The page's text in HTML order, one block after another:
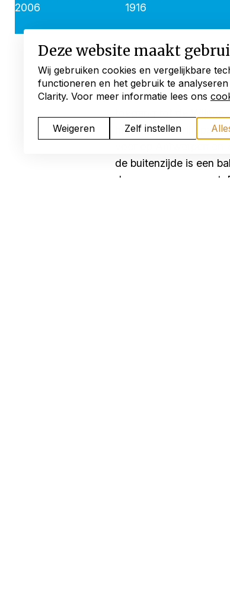
Deze website maakt
Wij gebruiken cookies en vergelijkbare
functioneren en het gebruik te
Clarity. Voor meer informatie lees ons
Weigeren Zelf instellen
2006 1916
Dit pand werd in 1916
beroemde
toegang tot de
huizen en
voer op Antwerpen
de buitenzijde is een
de vorm van een